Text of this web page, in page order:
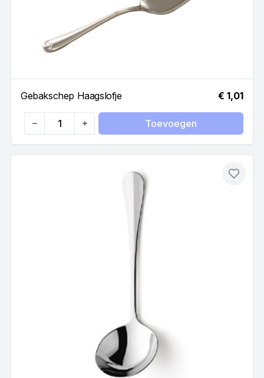
Gebakschep Haagslofje € 1,01
Quantity
Toevoegen